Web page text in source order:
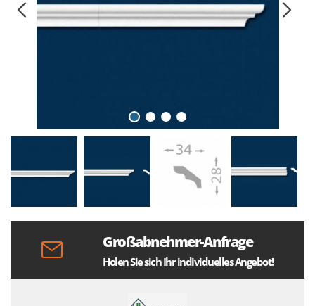
Großabnehmer-Anfrage
Holen Sie sich Ihr individuelles Angebot!